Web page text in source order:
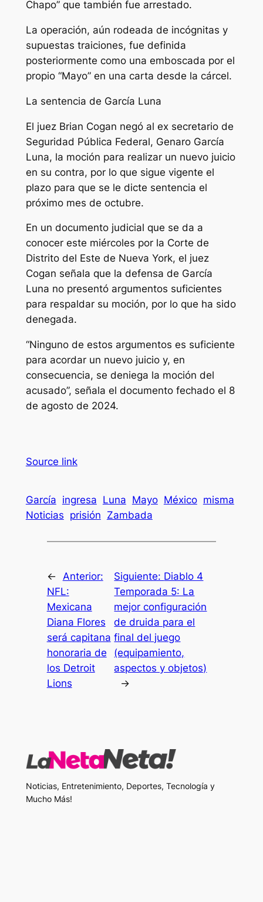
Chapo” que también fue arrestado.
La operación, aún rodeada de incógnitas y
supuestas traiciones, fue definida
posteriormente como una emboscada por el
propio “Mayo” en una carta desde la cárcel.
La sentencia de García Luna
El juez Brian Cogan negó al ex secretario de
Seguridad Pública Federal, Genaro García
Luna, la moción para realizar un nuevo juicio
en su contra, por lo que sigue vigente el
plazo para que se le dicte sentencia el
próximo mes de octubre.
En un documento judicial que se da a
conocer este miércoles por la Corte de
Distrito del Este de Nueva York, el juez
Cogan señala que la defensa de García
Luna no presentó argumentos suficientes
para respaldar su moción, por lo que ha sido
denegada.
“Ninguno de estos argumentos es suficiente
para acordar un nuevo juicio y, en
consecuencia, se deniega la moción del
acusado”, señala el documento fechado el 8
de agosto de 2024.
Source link
García ingresa Luna Mayo México misma
Noticias prisión Zambada
←
Anterior:
NFL:
Mexicana
Diana Flores
será capitana
honoraria de
los Detroit
Lions
Siguiente: Diablo 4
Temporada 5: La
mejor configuración
de druida para el
final del juego
(equipamiento,
aspectos y objetos)
→
Noticias, Entretenimiento, Deportes, Tecnología y
Mucho Más!